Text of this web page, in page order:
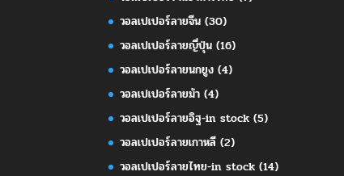
วอลเปเปอร์ลายจีน (30)
วอลเปเปอร์ลายญี่ปุ่น (16)
วอลเปเปอร์ลายนกยูง (4)
วอลเปเปอร์ลายม้า (4)
วอลเปเปอร์ลายอิฐ-in stock (5)
วอลเปเปอร์ลายเกาหลี (2)
วอลเปเปอร์ลายไทย-in stock (14)